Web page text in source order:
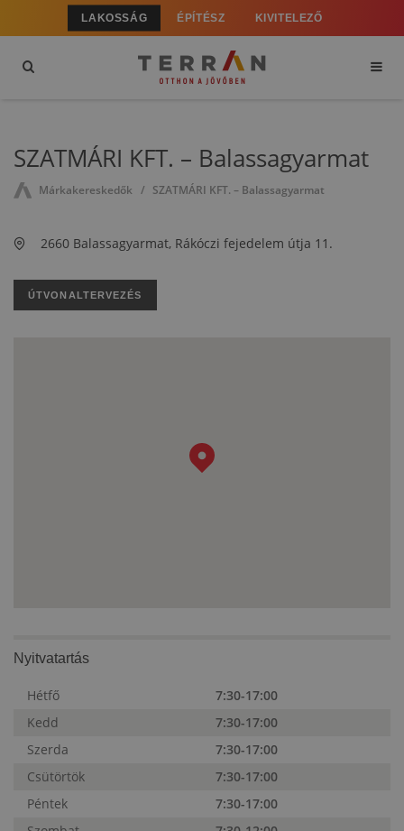
LAKOSSÁG ÉPÍTÉSZ KIVITELEZŐ
SZATMÁRI KFT. – Balassagyarmat
Márkakereskedők SZATMÁRI KFT. – Balassagyarmat
2660 Balassagyarmat, Rákóczi fejedelem útja 11.
ÚTVONALTERVEZÉS
Nyitvatartás
Hétfő
7:30-17:00
Kedd
7:30-17:00
Szerda
7:30-17:00
Csütörtök
7:30-17:00
Péntek
7:30-17:00